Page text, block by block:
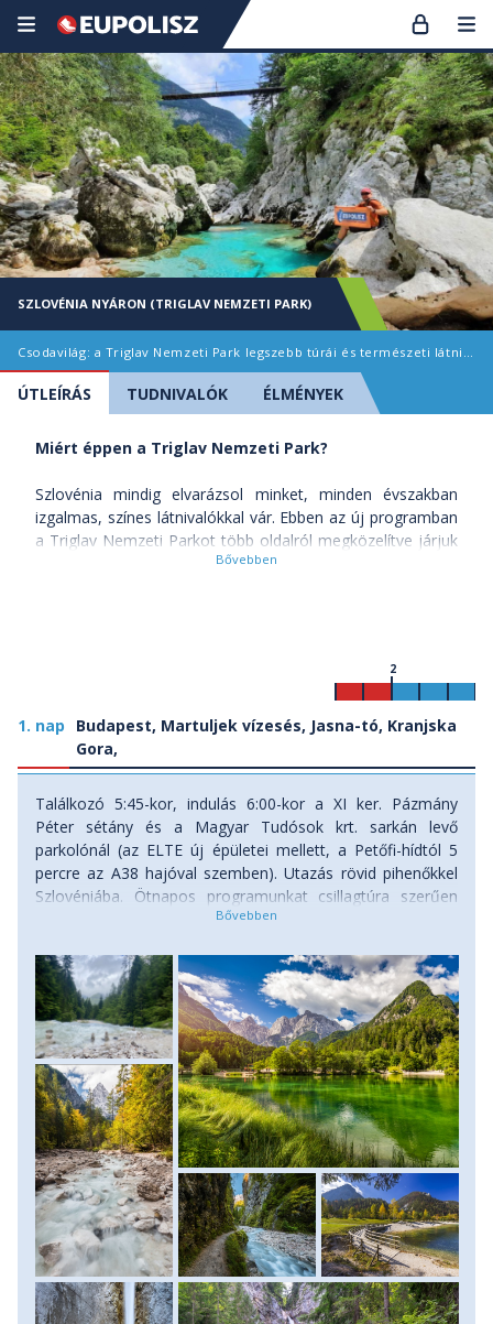
SZLOVÉNIA NYÁRON (TRIGLAV NEMZETI PARK)
Csodavilág: a Triglav Nemzeti Park legszebb túrái és természeti látnivalói
ÚTLEÍRÁS TUDNIVALÓK ÉLMÉNYEK
Miért éppen a Triglav Nemzeti Park?
Szlovénia mindig elvarázsol minket, minden évszakban
izgalmas, színes látnivalókkal vár. Ebben az új programban
a Triglav Nemzeti Parkot több oldalról megközelítve járjuk
be. Szállásunk Kranjska Gora településén lesz, ahonnan a
hegyvonulat másik oldalán Bovec, illetve a Trenta völgyek
helyezkednek el, itt a csodás, smaragdzöld vizű Soca
forrást nézzük meg és túrázunk egy kellemeset a folyó
mentén, gyönyörű lombkoronákkal szegélyezett
útvonalon. Egy fél napra kikacsintunk a szomszédos
Olaszországba, hogy a Fuzine tavak környékét is
felfedezzük, páratlan kilátással a Mangartra. Végül
csónakázva megtekintjük a hatalmas Krizna Jama
barlangot, hazafelé pedig Ljubljanába is beugrunk, így egy
páratlan 5 napos kikapcsolódásban lehet részed ha velünk
Melyek a Triglav Nemzeti Park legfontosabb
látnivalói?
- Martuljek-vízesés
- Zelenci zöld karsztforrása és a Jasna-tó
- Gyalogtúra a Bohinji-tó felett, a Vogelen
- Bovec, Trenta, Soca forrás gyalogtúra
- Laghi di Fusine tavak, páratlan kilátással a Mangartra
- Bovec, az extrém sportok paradicsoma
- Krizna Jama barlang
- Ljubljana
1. nap
Budapest, Martuljek vízesés, Jasna-tó, Kranjska
Gora,
2
Találkozó 5:45-kor, indulás 6:00-kor a XI ker. Pázmány
Péter sétány és a Magyar Tudósok krt. sarkán levő
parkolónál (az ELTE új épületei mellett, a Petőfi-hídtól 5
percre az A38 hajóval szemben). Utazás rövid pihenőkkel
Szlovéniába. Ötnapos programunkat csillagtúra szerűen
fogjuk teljesíteni. Kiindulópontunk pedig a szlovén-osztrák-
részén Kranjska Gora alpesi üdülő helyén lesz. Kora délután
érkezünk meg első állomásunkhoz, a Martuljek-vízeséshez.
Gozd Martuljek településről elindulva egy látványos
szurdokban, alpesi rétek közt kanyargunk, körülöttünk
pedig ezres-kétezres hegyek szédületes látványa vesz körül
minket. Az útvonal az alsó vízesés látványáig kényelmesen
kiépített. Innen csodáljuk meg mi is a többlépcsős vízesést
és a környező panorámát, majd visszatérünk buszunkhoz
és a közeli Zelenci nevű elképesztő zöld vizű karsztforrást
keressük fel. Innen ered a Száva egyik ága, a Sava Dolinka.
Jól kiépített tanösvény vezet a varázslatos tavacskához,
melyből a hatalmas ormok tükörképei integetnek vissza. A
fotószünet után élményekkel megtelve indulunk közeli
szállásunkra. A szobák elfoglalása után azokkal, akiknek
még lesz kedve és lendülete, gyalogosan indulunk el a
Jasna-tó partjára, mely egy könnyed 20 perces sétával